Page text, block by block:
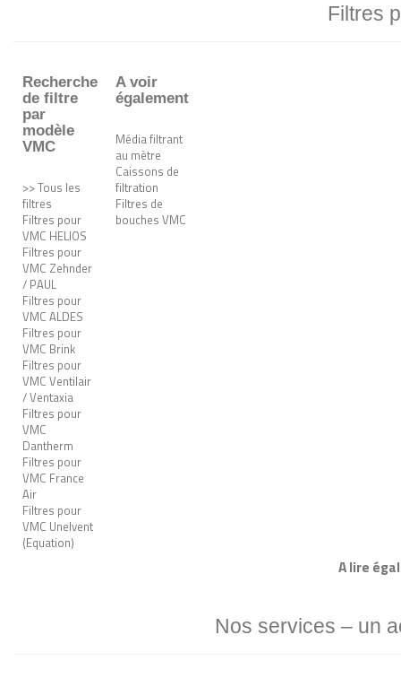
Filtres
Recherche
de filtre
par
modèle
VMC
>> Tous les
filtres
Filtres pour
VMC HELIOS
Filtres pour
VMC Zehnder
/ PAUL
Filtres pour
VMC ALDES
Filtres pour
VMC Brink
Filtres pour
VMC Ventilair
/ Ventaxia
Filtres pour
VMC
Dantherm
Filtres pour
VMC France
Air
Filtres pour
VMC Unelvent
(Equation)
A voir
également
Média filtrant
au mètre
Caissons de
filtration
Filtres de
bouches VMC
A lire
Nos services – un